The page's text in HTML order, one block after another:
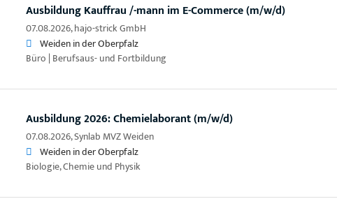
Ausbildung Kauffrau /-mann im E-Commerce (m/w/d)
07.08.2026,hajo-strick GmbH
Weiden in der Oberpfalz
Büro | Berufsaus- und Fortbildung
Ausbildung 2026: Chemielaborant (m/w/d)
07.08.2026,Synlab MVZ Weiden
Weiden in der Oberpfalz
Biologie, Chemie und Physik